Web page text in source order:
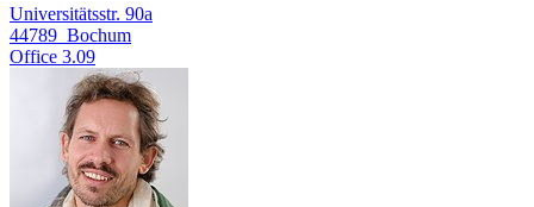
Universitätsstr. 90a
44789 Bochum
Office 3.09